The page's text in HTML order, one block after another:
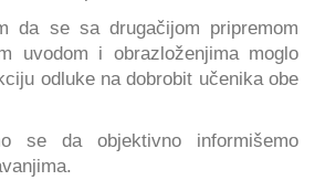
da se sa drugačijom pripremom
uvodom i obrazloženjima moglo
odluke na dobrobit učenika obe
se da objektivno informišemo